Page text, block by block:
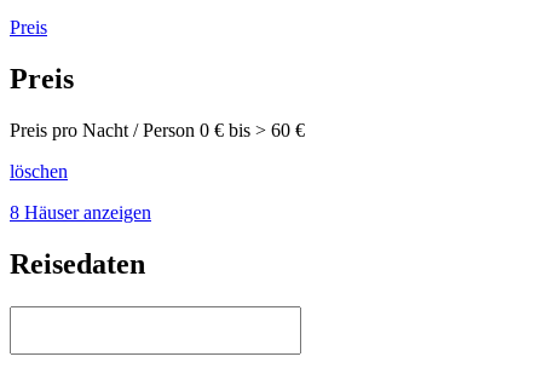
Preis
Preis
Preis pro Nacht / Person 0 € bis > 60 €
löschen
8 Häuser anzeigen
Reisedaten